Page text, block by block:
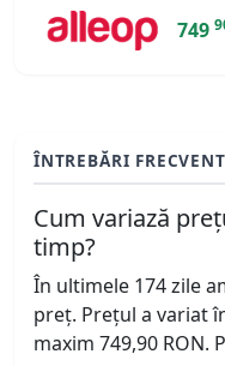
749
ÎNTREBĂRI
Cum variază
timp?
În ultimele 174 zile
preț. Prețul a variat
maxim 749,90 RON.